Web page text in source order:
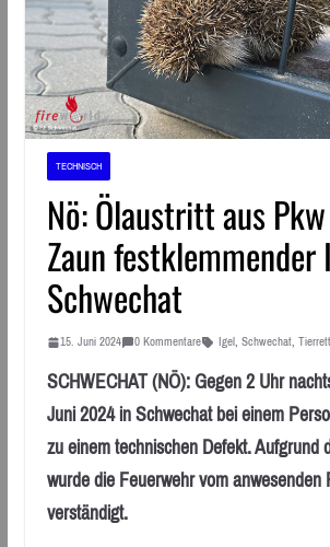
TECHNISCH
Nö: Ölaustritt aus
Zaun festklemmender
Schwechat
15. Juni 2024 0 Kommentare Igel, Schwechat,
SCHWECHAT (NÖ): Gegen 2 Uhr
Juni 2024 in Schwechat bei einem
zu einem technischen Defekt. Aufgrund
wurde die Feuerwehr vom anwesenden
verständigt.